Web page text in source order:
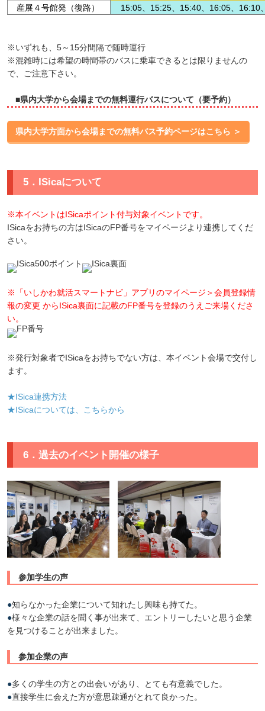
産展４号館発（復路） 15:05、15:25、15:40、16:05、16:10
※いずれも、5～15分間隔で随時運行
※混雑時には希望の時間帯のバスに乗車できるとは限りませんの
で、ご注意下さい。
■県内大学から会場までの無料運行バスについて（要予約）
県内大学方面から会場までの無料バス予約ページはこちら ＞
5．ISicaについて
※本イベントはISicaポイント付与対象イベントです。
ISicaをお持ちの方はISicaのFP番号をマイページより連携してくだ
さい。
※「いしかわ就活スマートナビ」アプリのマイページ＞会員登録情
報の変更 からISica裏面に記載のFP番号を登録のうえご来場くださ
い。
※発行対象者でISicaをお持ちでない方は、本イベント会場で交付し
ます。
★ISica連携方法
★ISicaについては、こちらから
6．過去のイベント開催の様子
参加学生の声
●知らなかった企業について知れたし興味も持てた。
●様々な企業の話を聞く事が出来て、エントリーしたいと思う企業
を見つけることが出来ました。
参加企業の声
●多くの学生の方との出会いがあり、とても有意義でした。
●直接学生に会えた方が意思疎通がとれて良かった。